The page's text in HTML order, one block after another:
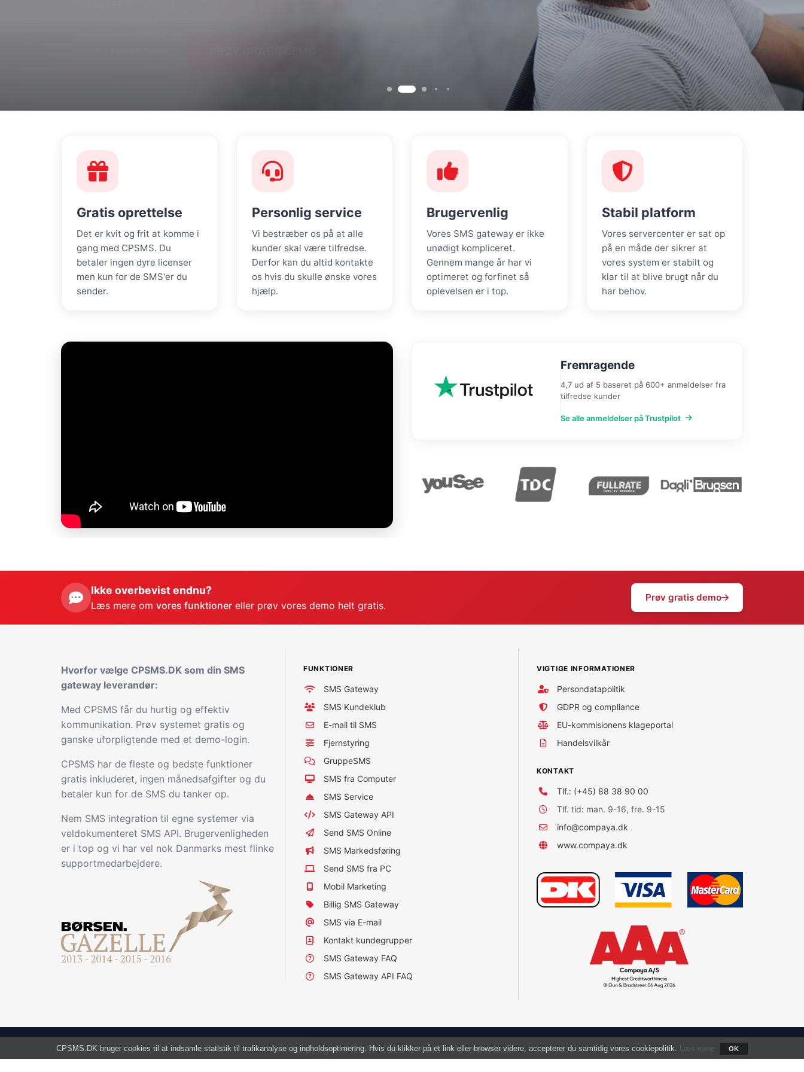
CPSMS.DK bruger cookies til at indsamle statistik til trafikanalyse og indholdsoptimering. Hvis du klikker på et link eller browser videre, accepterer du samtidig vores cookiepolitik. Læs mere OK
Gratis oprettelse
Det er kvit og frit at komme i
gang med CPSMS. Du
betaler ingen dyre licenser
men kun for de SMS'er du
sender.
Personlig service
Vi bestræber os på at alle
kunder skal være tilfredse.
Derfor kan du altid kontakte
os hvis du skulle ønske vores
hjælp.
Brugervenlig
Vores SMS gateway er ikke
unødigt kompliceret.
Gennem mange år har vi
optimeret og forfinet så
oplevelsen er i top.
Stabil platform
Vores servercenter er sat op
på en måde der sikrer at
vores system er stabilt og
klar til at blive brugt når du
har behov.
Fremragende
4,7 ud af 5 baseret på 600+ anmeldelser fra
tilfredse kunder
Se alle anmeldelser på Trustpilot
Ikke overbevist endnu?
Læs mere om vores funktioner eller prøv vores demo helt gratis.
Prøv gratis demo
Hvorfor vælge CPSMS.DK som din SMS
gateway leverandør:
Med CPSMS får du hurtig og effektiv
kommunikation. Prøv systemet gratis og
ganske uforpligtende med et demo-login.
CPSMS har de fleste og bedste funktioner
gratis inkluderet, ingen månedsafgifter og du
betaler kun for de SMS du tanker op.
Nem SMS integration til egne systemer via
veldokumenteret SMS API. Brugervenligheden
er i top og vi har vel nok Danmarks mest flinke
supportmedarbejdere.
FUNKTIONER
SMS Gateway
SMS Kundeklub
E-mail til SMS
Fjernstyring
GruppeSMS
SMS fra Computer
SMS Service
SMS Gateway API
Send SMS Online
SMS Markedsføring
Send SMS fra PC
Mobil Marketing
Billig SMS Gateway
SMS via E-mail
Kontakt kundegrupper
SMS Gateway FAQ
SMS Gateway API FAQ
VIGTIGE INFORMATIONER
Persondatapolitik
GDPR og compliance
EU-kommisionens klageportal
Handelsvilkår
KONTAKT
Tlf.: (+45) 88 38 90 00
Tlf. tid: man. 9-16, fre. 9-15
info@compaya.dk
www.compaya.dk
Copyright © 2006-2026 CPSMS -Handelsvilkår